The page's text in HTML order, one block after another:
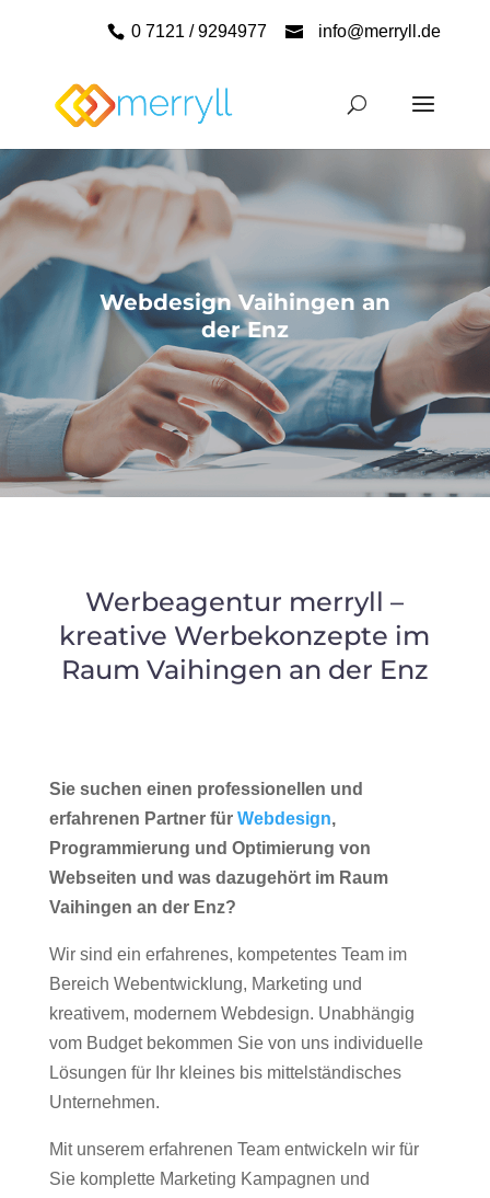
0 7121 / 9294977 info@merryll.de
Webdesign Vaihingen an
der Enz
Werbeagentur merryll –
kreative Werbekonzepte im
Raum Vaihingen an der Enz
Sie suchen einen professionellen und
erfahrenen Partner für Webdesign,
Programmierung und Optimierung von
Webseiten und was dazugehört im Raum
Vaihingen an der Enz?
Wir sind ein erfahrenes, kompetentes Team im
Bereich Webentwicklung, Marketing und
kreativem, modernem Webdesign. Unabhängig
vom Budget bekommen Sie von uns individuelle
Lösungen für Ihr kleines bis mittelständisches
Unternehmen.
Mit unserem erfahrenen Team entwickeln wir für
Sie komplette Marketing Kampagnen und